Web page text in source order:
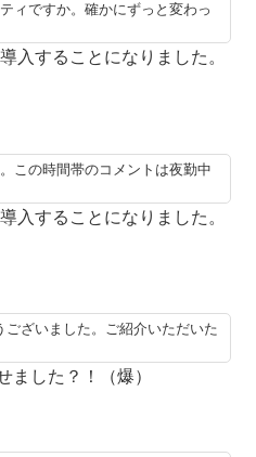
ィですか。確かにずっと変わっ
入することになりました。
この時間帯のコメントは夜勤中
入することになりました。
ざいました。ご紹介いただいた
ました？！（爆）